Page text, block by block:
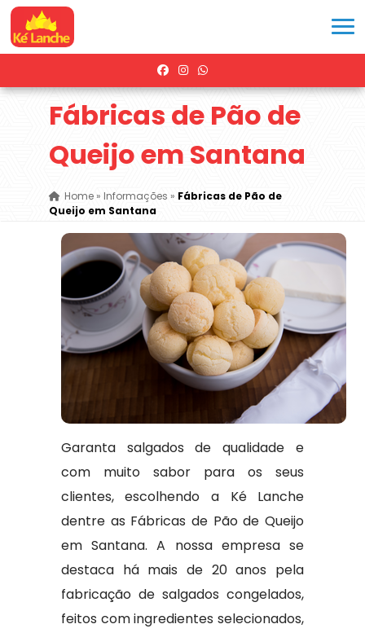
Fábricas de Pão de
Queijo em Santana
Home» Informações » Fábricas de Pão de
Queijo em Santana
Garanta salgados de qualidade e
com muito sabor para os seus
clientes, escolhendo a Ké Lanche
dentre as Fábricas de Pão de Queijo
em Santana. A nossa empresa se
destaca há mais de 20 anos pela
fabricação de salgados congelados,
feitos com ingredientes selecionados,